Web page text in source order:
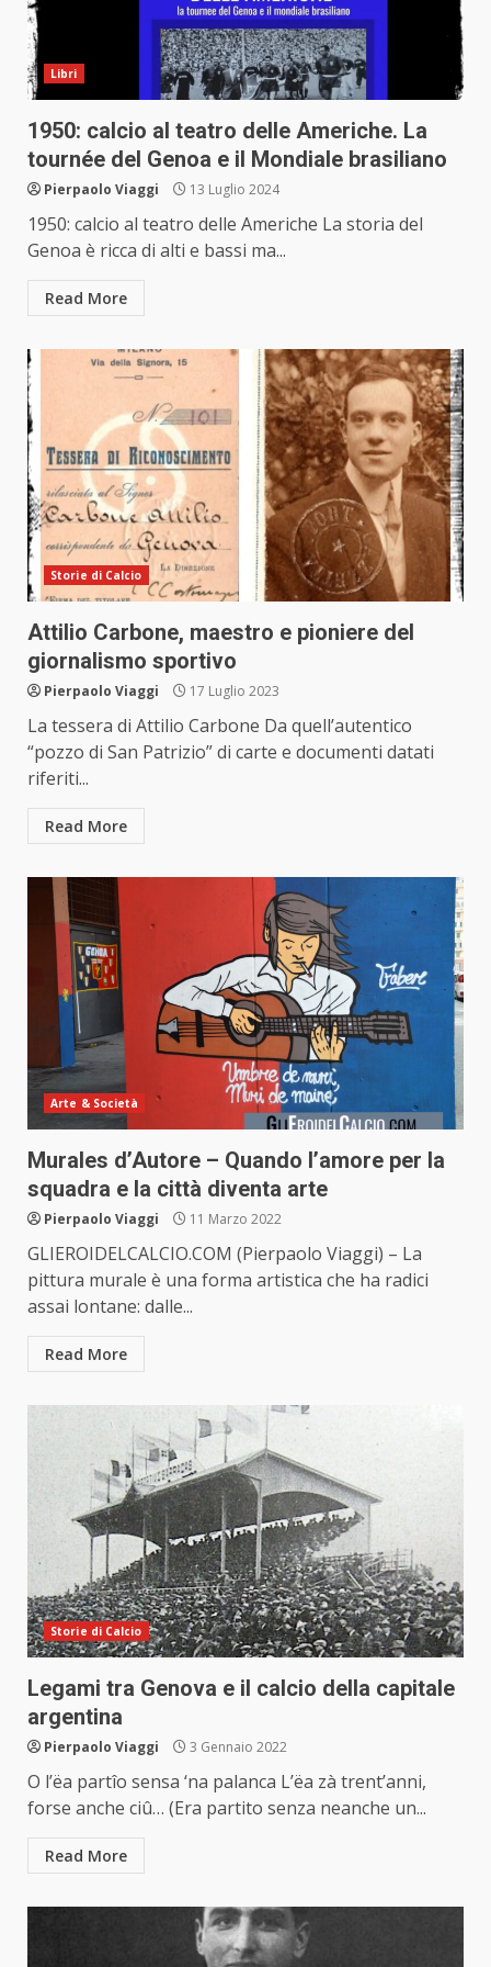
Libri
1950: calcio al teatro delle Americhe. La
tournée del Genoa e il Mondiale brasiliano
Pierpaolo Viaggi 13 Luglio 2024
1950: calcio al teatro delle Americhe La storia del
Genoa è ricca di alti e bassi ma...
Read More
Storie di Calcio
Attilio Carbone, maestro e pioniere del
giornalismo sportivo
Pierpaolo Viaggi 17 Luglio 2023
La tessera di Attilio Carbone Da quell’autentico
“pozzo di San Patrizio” di carte e documenti datati
riferiti...
Read More
Arte & Società
Murales d’Autore – Quando l’amore per la
squadra e la città diventa arte
Pierpaolo Viaggi 11 Marzo 2022
GLIEROIDELCALCIO.COM (Pierpaolo Viaggi) – La
pittura murale è una forma artistica che ha radici
assai lontane: dalle...
Read More
Storie di Calcio
Legami tra Genova e il calcio della capitale
argentina
Pierpaolo Viaggi 3 Gennaio 2022
O l’ëa partîo sensa ‘na palanca L’ëa zà trent’anni,
forse anche ciû… (Era partito senza neanche un...
Read More